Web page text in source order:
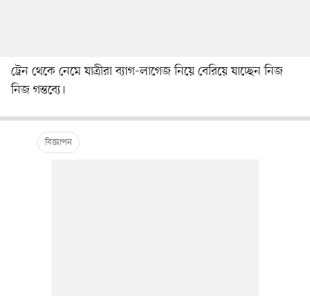
ট্রেন থেকে নেমে যাত্রীরা ব্যাগ-লাগেজ নিয়ে বেরিয়ে যাচ্ছেন নিজ
নিজ গন্তব্যে।